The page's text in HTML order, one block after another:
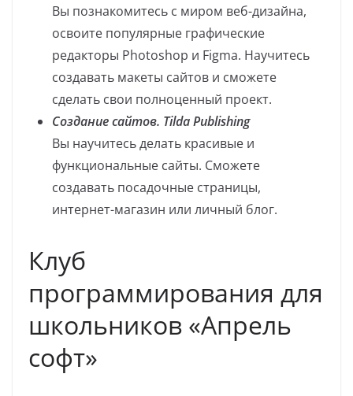
Вы познакомитесь с миром веб-дизайна,
освоите популярные графические
редакторы Photoshop и Figma. Научитесь
создавать макеты сайтов и сможете
сделать свои полноценный проект.
Создание сайтов. Tilda Publishing
Вы научитесь делать красивые и
функциональные сайты. Сможете
создавать посадочные страницы,
интернет-магазин или личный блог.
Клуб
программирования для
школьников «Апрель
софт»